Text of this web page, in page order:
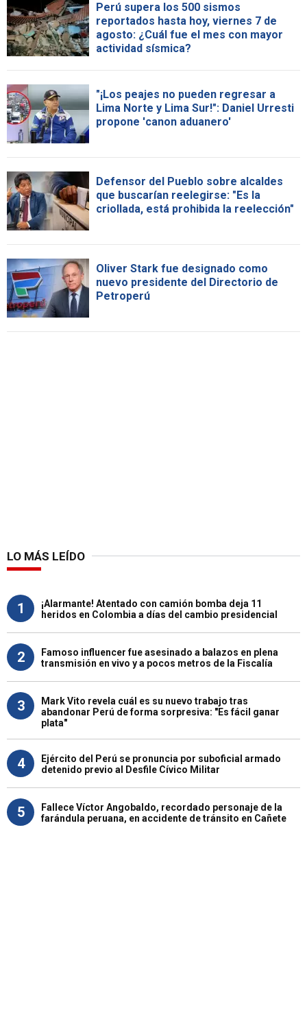
Perú supera los 500 sismos
reportados hasta hoy, viernes 7 de
agosto: ¿Cuál fue el mes con mayor
actividad sísmica?
"¡Los peajes no pueden regresar a
Lima Norte y Lima Sur!": Daniel Urresti
propone 'canon aduanero'
Defensor del Pueblo sobre alcaldes
que buscarían reelegirse: "Es la
criollada, está prohibida la reelección"
Oliver Stark fue designado como
nuevo presidente del Directorio de
Petroperú
LO MÁS LEÍDO
1
¡Alarmante! Atentado con camión bomba deja 11
heridos en Colombia a días del cambio presidencial
2
Famoso influencer fue asesinado a balazos en plena
transmisión en vivo y a pocos metros de la Fiscalía
3
Mark Vito revela cuál es su nuevo trabajo tras
abandonar Perú de forma sorpresiva: "Es fácil ganar
plata"
4
Ejército del Perú se pronuncia por suboficial armado
detenido previo al Desfile Cívico Militar
5
Fallece Víctor Angobaldo, recordado personaje de la
farándula peruana, en accidente de tránsito en Cañete